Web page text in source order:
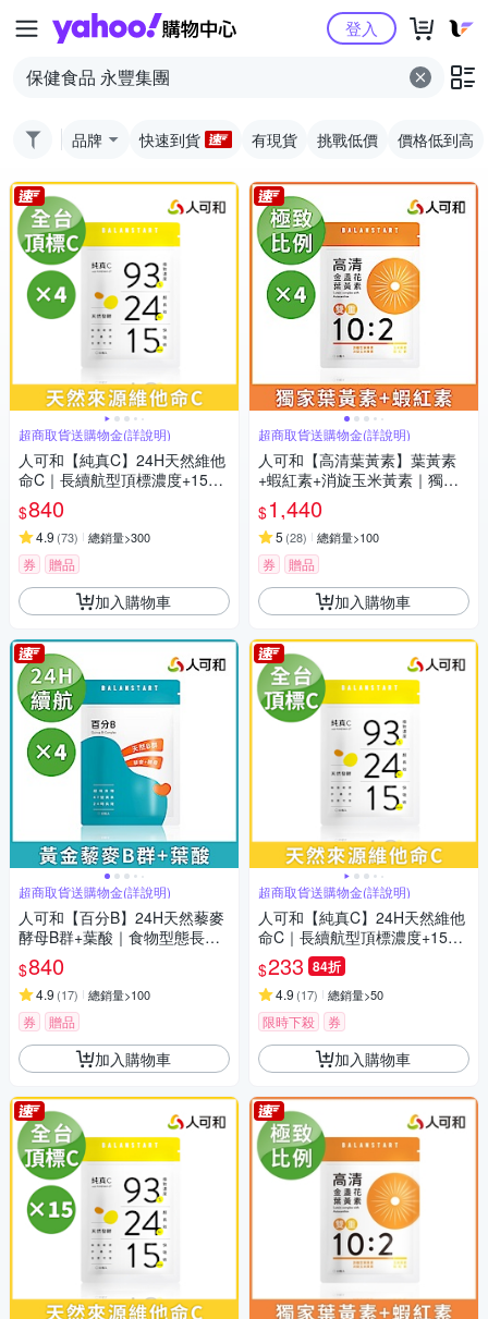
Yahoo購物中心登入
品牌 快速到貨 有現貨 挑戰低價 價格低到高
超商取貨送購物金(詳說明)
人可和【純真C】24H天然維他
命C｜長續航型頂標濃度+15分
快吸收｜台灣第一家引進更勝
日本化學C 發泡錠｜維他命 PU
REWAY-C®｜永豐集團
$840
4.9 (73) 總銷量>300
券 贈品
加入購物車
超商取貨送購物金(詳說明)
人可和【百分B】24H天然藜麥
酵母B群+葉酸｜食物型態長維
持型高活性47種營養素｜備孕
懷孕推薦更勝克補｜永豐集團
$840
4.9 (17) 總銷量>100
券 贈品
加入購物車
超商取貨送購物金(詳說明)
人可和【高清葉黃素】葉黃素
+蝦紅素+消旋玉米黃素｜獨家
晶亮複方x實證極致比例｜護明
更勝超視王PPLS｜永豐集團
$1,440
5 (28) 總銷量>100
券 贈品
加入購物車
超商取貨送購物金(詳說明)
人可和【純真C】24H天然維他
命C｜長續航型頂標濃度+15分
快吸收｜台灣第一家引進更勝
日本化學C 發泡錠｜維他命 PU
REWAY-C®｜永豐集團
$233 84折
4.9 (17) 總銷量>50
限時下殺 券
加入購物車